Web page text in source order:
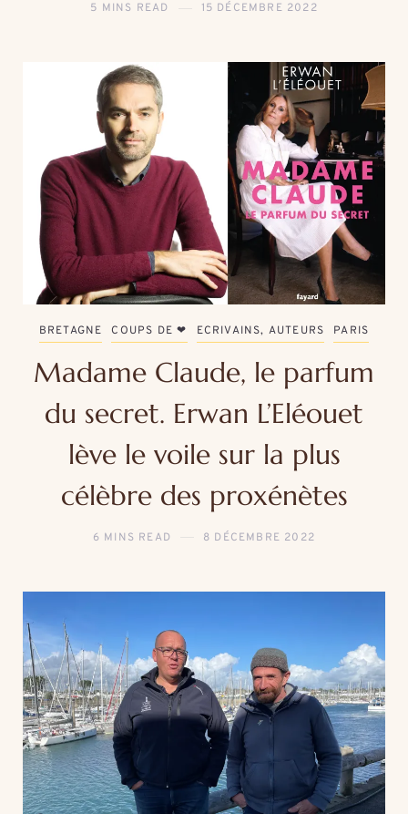
5 MINS READ 15 DÉCEMBRE 2022
BRETAGNE COUPS DE ❤ ECRIVAINS, AUTEURS PARIS
Madame Claude, le parfum
du secret. Erwan L’Eléouet
lève le voile sur la plus
célèbre des proxénètes
6 MINS READ 8 DÉCEMBRE 2022